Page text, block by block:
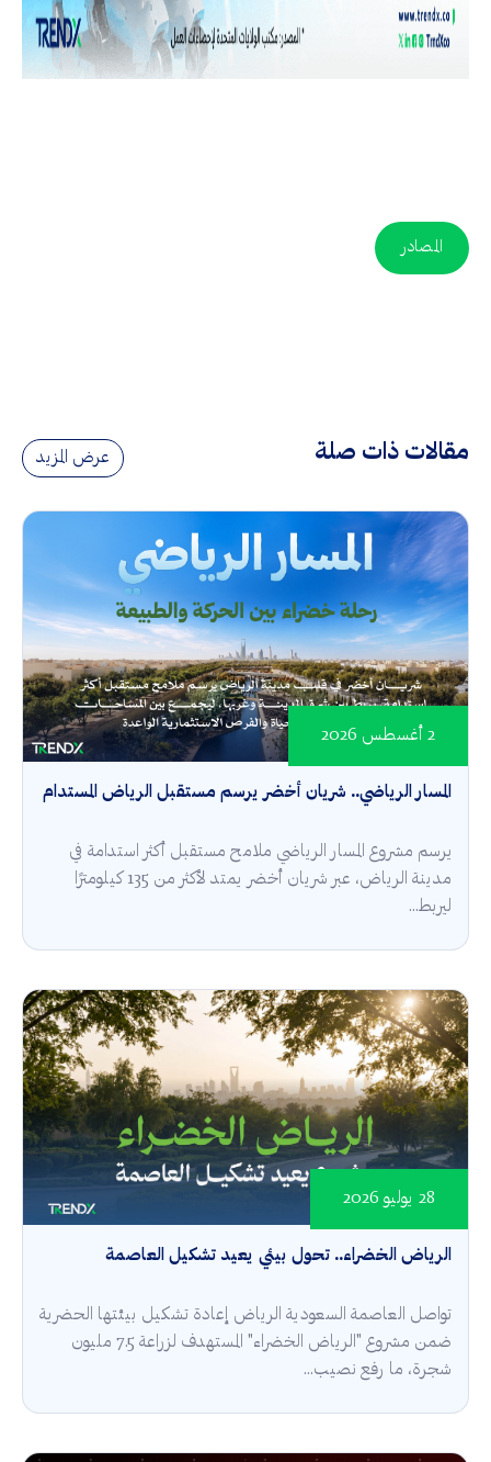
المصادر
مقالات ذات صلة عرض المزيد
المسار الرياضي.. شريان أخضر يرسم مستقبل الرياض المستدام
2 أغسطس 2026
يرسم مشروع المسار الرياضي ملامح مستقبل أكثر استدامة في
مدينة الرياض، عبر شريان أخضر يمتد لأكثر من 135 كيلومترًا
ليربط...
الرياض الخضراء.. تحول بيئي يعيد تشكيل العاصمة
28 يوليو 2026
تواصل العاصمة السعودية الرياض إعادة تشكيل بيئتها الحضرية
ضمن مشروع "الرياض الخضراء" المستهدف لزراعة 7.5 مليون
شجرة، ما رفع نصيب...